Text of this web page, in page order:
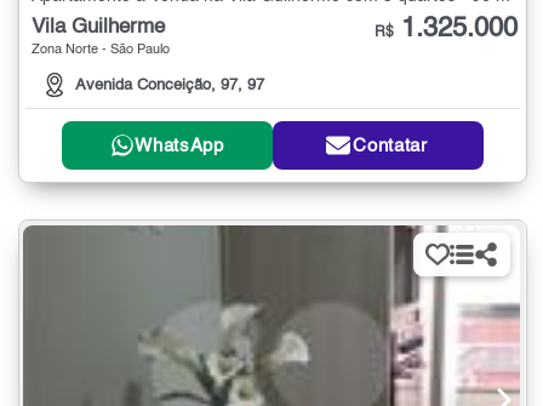
Vila Guilherme
Zona Norte - São Paulo
Avenida Conceição, 97, 97
R$ 1.325.000
WhatsApp Contatar